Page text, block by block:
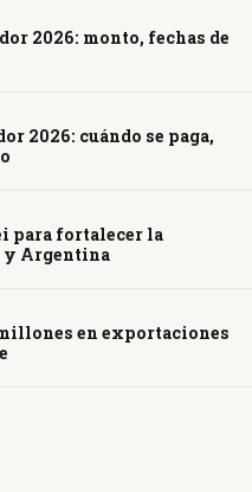
2026: monto, fechas de
2026: cuándo se paga,
para fortalecer la
y Argentina
en exportaciones